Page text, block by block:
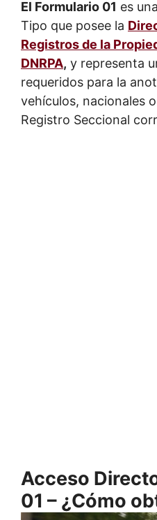
El Formulario 01 es
Tipo que posee la
Registros de la
DNRPA, y representa
requeridos para la
vehículos, nacionales
Registro Seccional
Acceso
01 – ¿Cómo